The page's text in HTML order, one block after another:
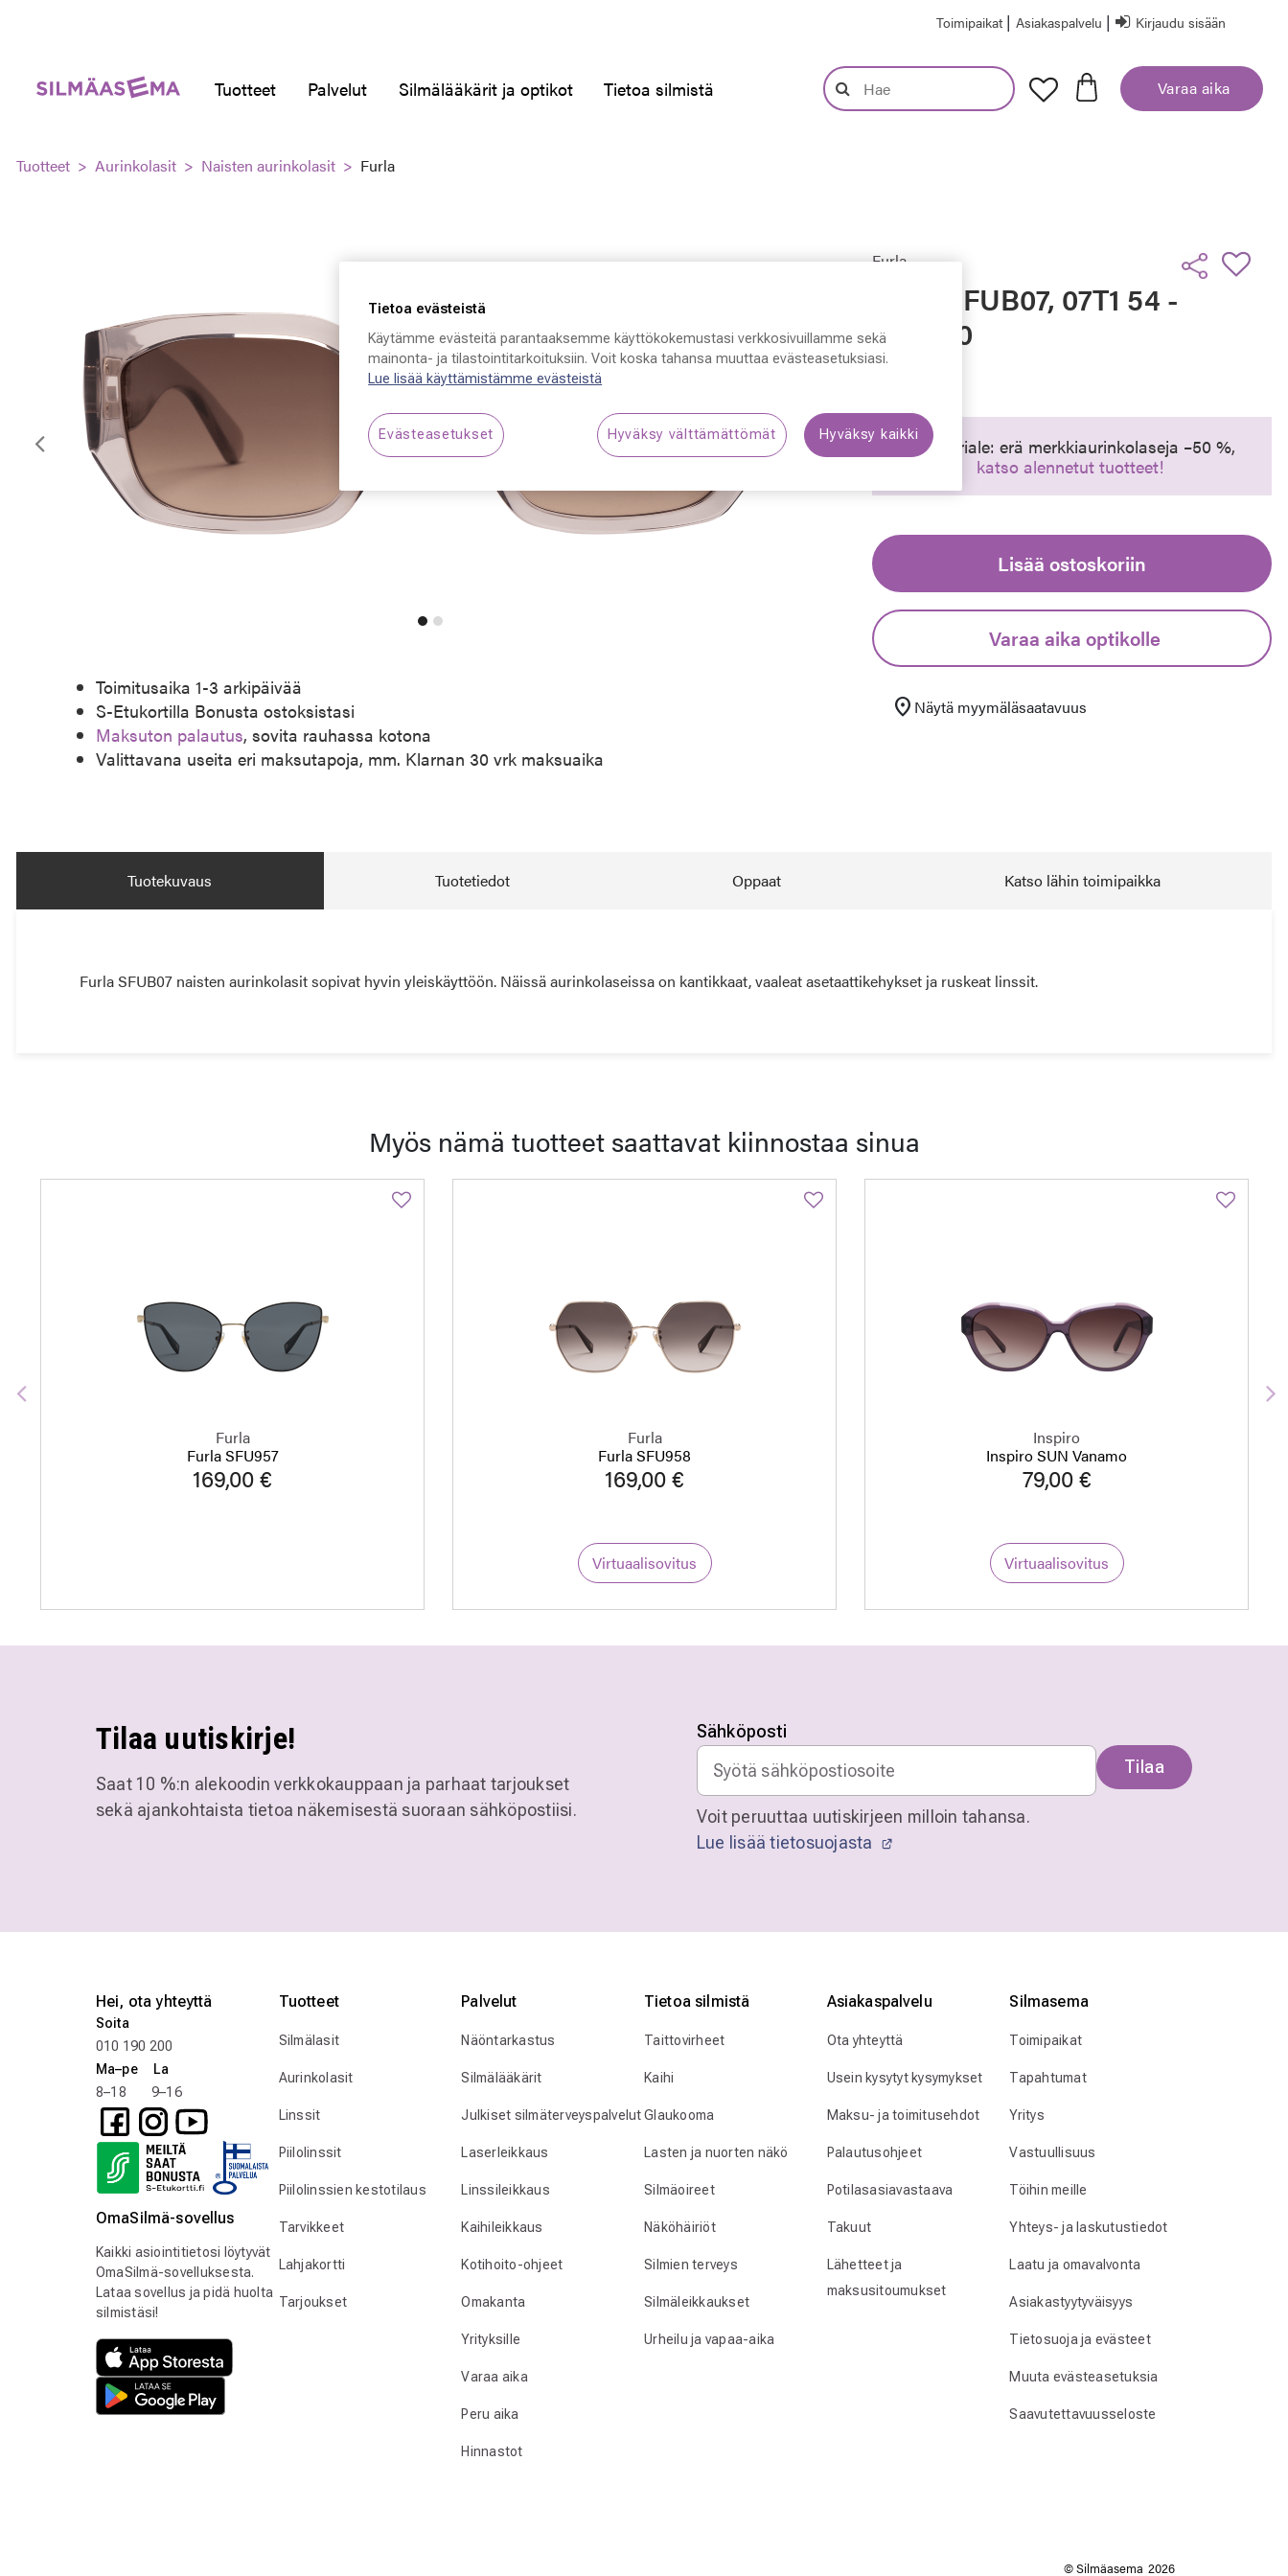
Toimipaikat | Asiakaspalvelu | Kirjaudu sisään
Tuotteet Palvelut Silmälääkärit ja optikot Tietoa silmistä Varaa aika
Tuotteet Aurinkolasit Naisten aurinkolasit Furla
Edellinen Seuraava
Toimitusaika 1-3 arkipäivää
S-Etukortilla Bonusta ostoksistasi
Maksuton palautus, sovita rauhassa kotona
Valittavana useita eri maksutapoja, mm. Klarnan 30 vrk maksuaika
Furla
Furla SFUB07, 07T1 54 -
20 - 140
Synttäriale: erä merkkiaurinkolaseja –50 %,
katso alennetut tuotteet!
Lisää ostoskoriin
Varaa aika optikolle
location_on Näytä myymäläsaatavuus
Tuotekuvaus Tuotetiedot Oppaat Katso lähin toimipaikka
Furla SFUB07 naisten aurinkolasit sopivat hyvin yleiskäyttöön. Näissä aurinkolaseissa on kantikkaat, vaaleat asetaattikehykset ja ruskeat linssit.
Myös nämä tuotteet saattavat kiinnostaa sinua
Furla
Furla SFU957
169,00 €
Furla
Furla SFU958
169,00 €
Virtuaalisovitus
Inspiro
Inspiro SUN Vanamo
79,00 €
Virtuaalisovitus
Edellinen
Tilaa uutiskirje!
Saat 10 %:n alekoodin verkkokauppaan ja parhaat tarjoukset
sekä ajankohtaista tietoa näkemisestä suoraan sähköpostiisi.
Sähköposti
Tilaa
Voit peruuttaa uutiskirjeen milloin tahansa.
Lue lisää tietosuojasta
Hei, ota yhteyttä
Soita
010 190 200
Ma–pe La
8–18 9–16
OmaSilmä-sovellus
Kaikki asiointitietosi löytyvät
OmaSilmä-sovelluksesta.
Lataa sovellus ja pidä huolta
silmistäsi!
Tuotteet
Silmälasit
Aurinkolasit
Linssit
Piilolinssit
Piilolinssien kestotilaus
Tarvikkeet
Lahjakortti
Tarjoukset
Palvelut
Näöntarkastus
Silmälääkärit
Julkiset silmäterveyspalvelut
Laserleikkaus
Linssileikkaus
Kaihileikkaus
Kotihoito-ohjeet
Omakanta
Yrityksille
Varaa aika
Peru aika
Hinnastot
Tietoa silmistä
Taittovirheet
Kaihi
Glaukooma
Lasten ja nuorten näkö
Silmäoireet
Näköhäiriöt
Silmien terveys
Silmäleikkaukset
Urheilu ja vapaa-aika
Asiakaspalvelu
Ota yhteyttä
Usein kysytyt kysymykset
Maksu- ja toimitusehdot
Palautusohjeet
Potilasasiavastaava
Takuut
Lähetteet ja
maksusitoumukset
Silmӓasema
Toimipaikat
Tapahtumat
Yritys
Vastuullisuus
Töihin meille
Yhteys- ja laskutustiedot
Laatu ja omavalvonta
Asiakastyytyväisyys
Tietosuoja ja evästeet
Muuta evästeasetuksia
Saavutettavuusseloste
2026
© Silmäasema
Tietoa evästeistä
Käytämme evästeitä parantaaksemme käyttökokemustasi verkkosivuillamme sekä
mainonta- ja tilastointitarkoituksiin. Voit koska tahansa muuttaa evästeasetuksiasi.
Lue lisää käyttämistämme evästeistä
Evästeasetukset Hyväksy välttämättömät Hyväksy kaikki